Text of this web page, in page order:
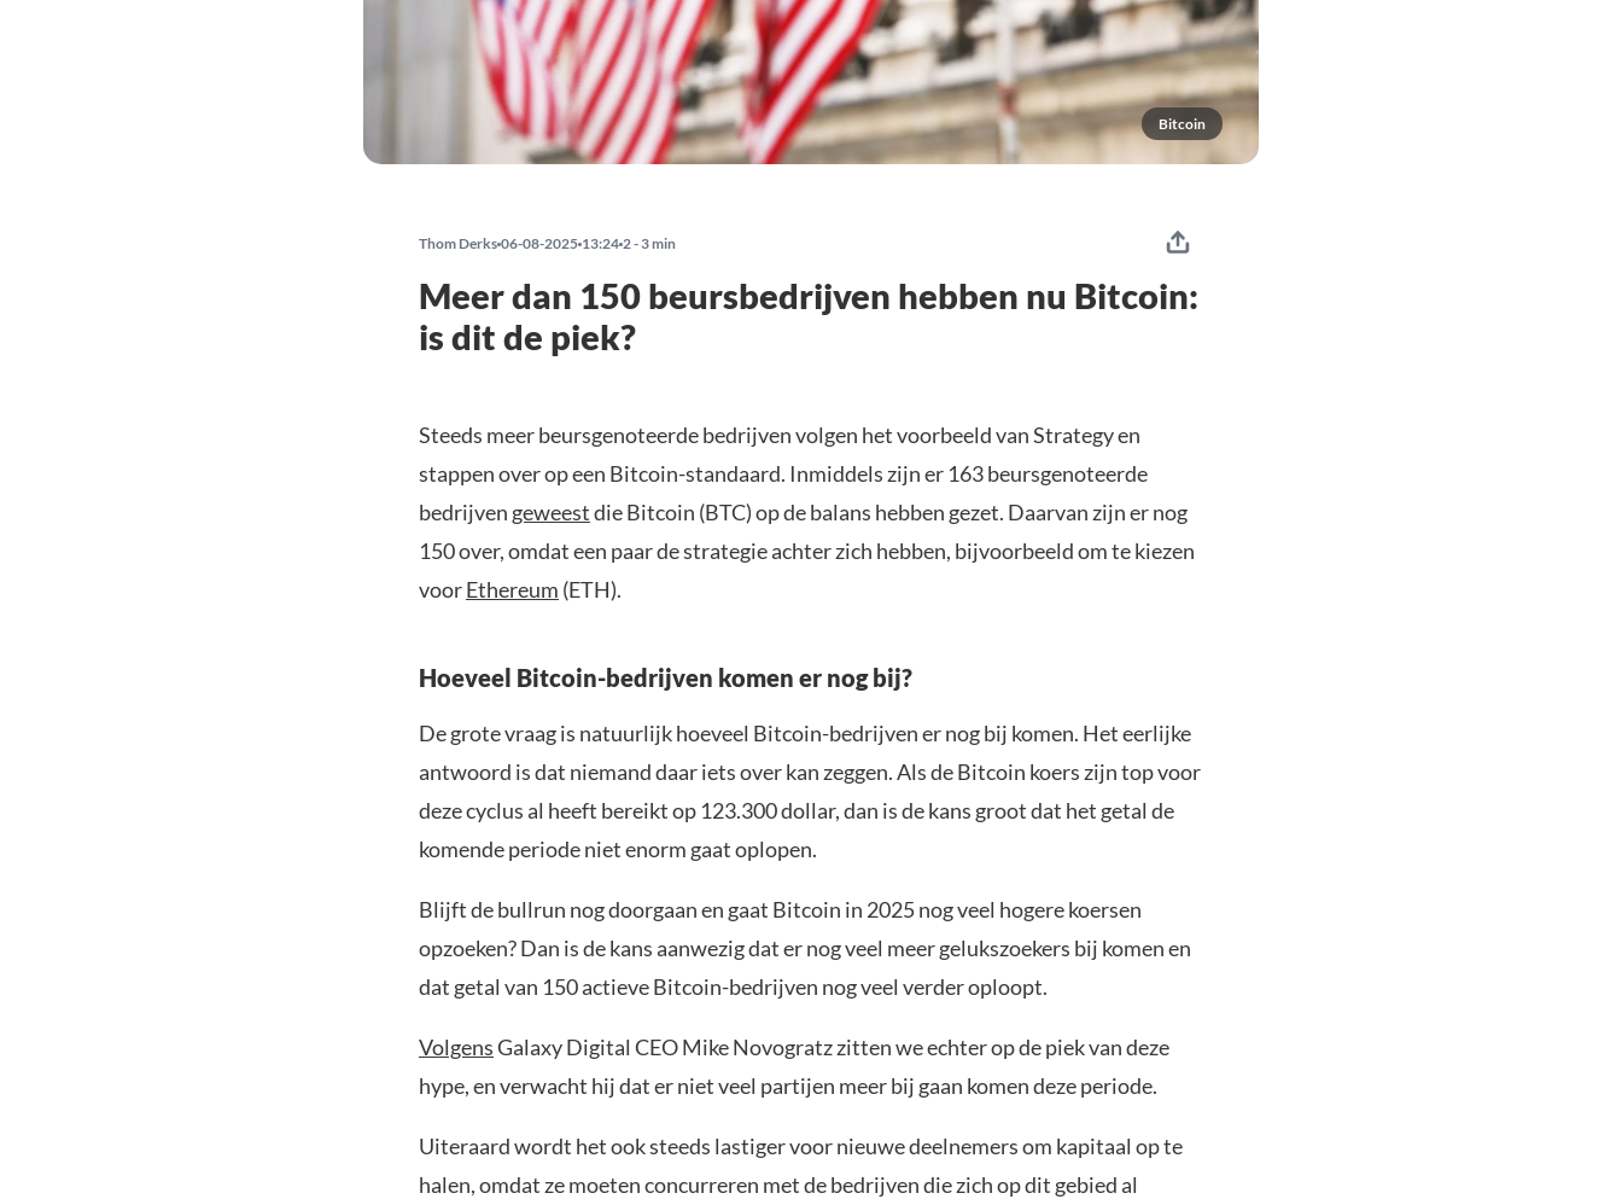
Bitcoin
Thom Derks 06-08-2025 13:24 2 - 3 min
Meer dan 150 beursbedrijven hebben nu Bitcoin:
is dit de piek?
Steeds meer beursgenoteerde bedrijven volgen het voorbeeld van Strategy en
stappen over op een Bitcoin-standaard. Inmiddels zijn er 163 beursgenoteerde
bedrijven geweestdie Bitcoin (BTC) op de balans hebben gezet. Daarvan zijn er nog
150 over, omdat een paar de strategie achter zich hebben, bijvoorbeeld om te kiezen
voorEthereum (ETH).
Hoeveel Bitcoin-bedrijven komen er nog bij?
De grote vraag is natuurlijk hoeveel Bitcoin-bedrijven er nog bij komen. Het eerlijke
antwoord is dat niemand daar iets over kan zeggen. Als de Bitcoin koers zijn top voor
deze cyclus al heeft bereikt op 123.300 dollar, dan is de kans groot dat het getal de
komende periode niet enorm gaat oplopen.
Blijft de bullrun nog doorgaan en gaat Bitcoin in 2025 nog veel hogere koersen
opzoeken? Dan is de kans aanwezig dat er nog veel meer gelukszoekers bij komen en
dat getal van 150 actieve Bitcoin-bedrijven nog veel verder oploopt.
VolgensGalaxy Digital CEO Mike Novogratz zitten we echter op de piek van deze
hype, en verwacht hij dat er niet veel partijen meer bij gaan komen deze periode.
Uiteraard wordt het ook steeds lastiger voor nieuwe deelnemers om kapitaal op te
halen, omdat ze moeten concurreren met de bedrijven die zich op dit gebied al